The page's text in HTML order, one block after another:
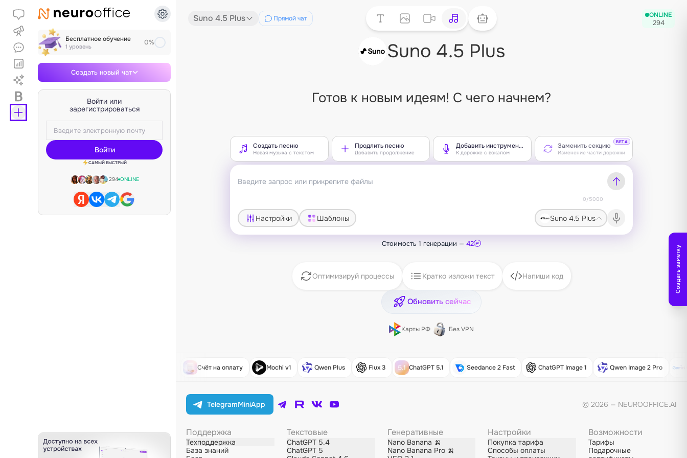
Бесплатное обучение
1 уровень 0%
Создать новый чат
Войти или
зарегистрироваться
Войти
САМЫЙ БЫСТРЫЙ
294 ONLINE
Suno 4.5 Plus Прямой чат ONLINE
294
Suno 4.5 Plus
Готов к новым идеям! С чего начнем?
Создать песню
Новая музыка с текстом
Продлить песню
Добавить продолжение
Добавить инструментал
К дорожке с вокалом
Заменить секцию
Изменение части дорожки
BETA
0/5000
Настройки Шаблоны Suno 4.5 Plus
Стоимость 1 генерации — 42
Оптимизируй процессы Кратко изложи текст Напиши код
Обновить сейчас
Карты РФ Без VPN
Счёт на оплату Mochi v1 Qwen Plus Flux 3 ChatGPT 5.1 Seedance 2 Fast ChatGPT Image 1 Qwen Image 2 Pro
TelegramMiniApp © 2026 — NEUROOFFICE.AI
Поддержка
Техподдержка
База знаний
Текстовые
ChatGPT 5.4
ChatGPT 5
Генеративные
Nano Banana 🍌
Nano Banana Pro 🍌
Настройки
Покупка тарифа
Способы оплаты
Возможности
Тарифы
Подарочные
Создать заметку